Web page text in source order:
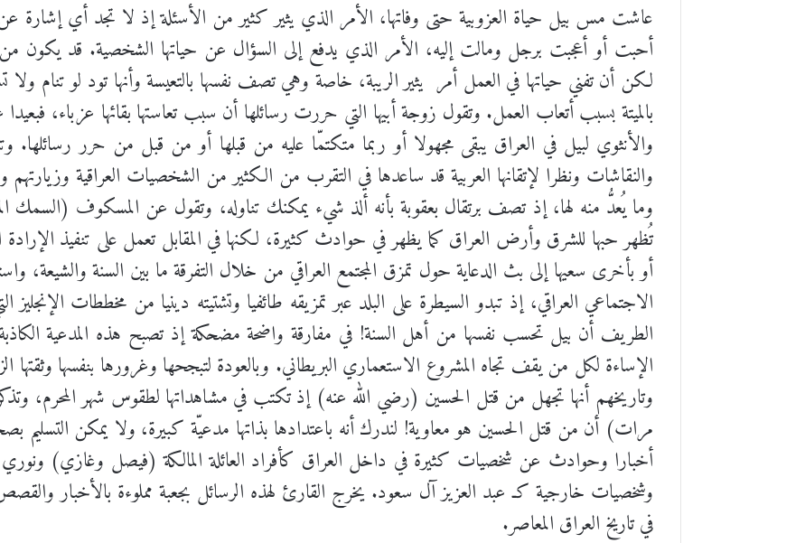
عاشت مس بيل حياة العزوبية حتى وفاتها، الأمر الذي يثير كثير من الأسئلة إذ لا تجد أي إشارة
أحبت أو أعجبت برجل ومالت إليه، الأمر الذي يدفع إلى السؤال عن حياتها الشخصية. قد يكون
لكن أن تفني حياتها في العمل أمر يثير الريبة، خاصة وهي تصف نفسها بالتعيسة وأنها تود لو تنام
بالميتة بسبب أتعاب العمل. وتقول زوجة أبيها التي حررت رسائلها أن سبب تعاستها بقائها عزباء،
والأنثوي لبيل في العراق يبقى مجهولا أو ربما متكتمّا عليه من قبلها أو من قبل من حرر
والنقاشات ونظرا لإتقانها العربية قد ساعدها في التقرب من الكثير من الشخصيات العراقية
وما يُعدُّ منه لها، إذ تصف برتقال بعقوبة بأنه ألذ شيء يمكنك تناوله، وتقول عن المسكوف (السمك
تُظهر حبها للشرق وأرض العراق كما يظهر في حوادث كثيرة، لكنها في المقابل تعمل على تنفيذ الإرادة
أو بأخرى سعيها إلى بث الدعاية حول تمزق المجتمع العراقي من خلال التفرقة ما بين السنة والشيعة،
الاجتماعي العراقي، إذ تبدو السيطرة على البلد عبر تمزيقه طائفيا وتشتيته دينيا من مخططات
الطريف أن بيل تحسب نفسها من أهل السنة! في مفارقة واضحة مضحكة إذ تصبح هذه المدعية
الإساءة لكل من يقف تجاه المشروع الاستعماري البريطاني. وبالعودة لتبجحها وغرورها بنفسها وثقتها
وتاريخهم أنها تجهل من قتل الحسين (رضي الله عنه) إذ تكتب في مشاهداتها لطقوس شهر المحرم،
مرات) أن من قتل الحسين هو معاوية! لندرك أنه باعتدادها بذاتها مدعيّة كبيرة، ولا يمكن التسليم
أخبارا وحوادث عن شخصيات كثيرة في داخل العراق كأفراد العائلة المالكة (فيصل وغازي)
وشخصيات خارجية كـ عبد العزيز آل سعود. يخرج القارئ لهذه الرسائل بجعبة مملوءة بالأخبار
في تاريخ العراق المعاصر.